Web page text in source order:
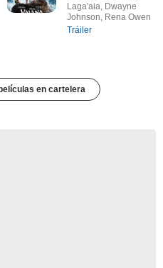
Laga'aia, Dwayne
Johnson, Rena Owen
Tráiler
en cartelera